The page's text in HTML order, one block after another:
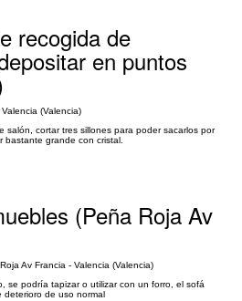
recogida de
en puntos
(Valencia)
salón, cortar tres sillones para poder sacarlos por
bastante grande con cristal.
(Peña Roja Av
Av Francia - Valencia (Valencia)
se podría tapizar o utilizar con un forro, el sofá
deterioro de uso normal